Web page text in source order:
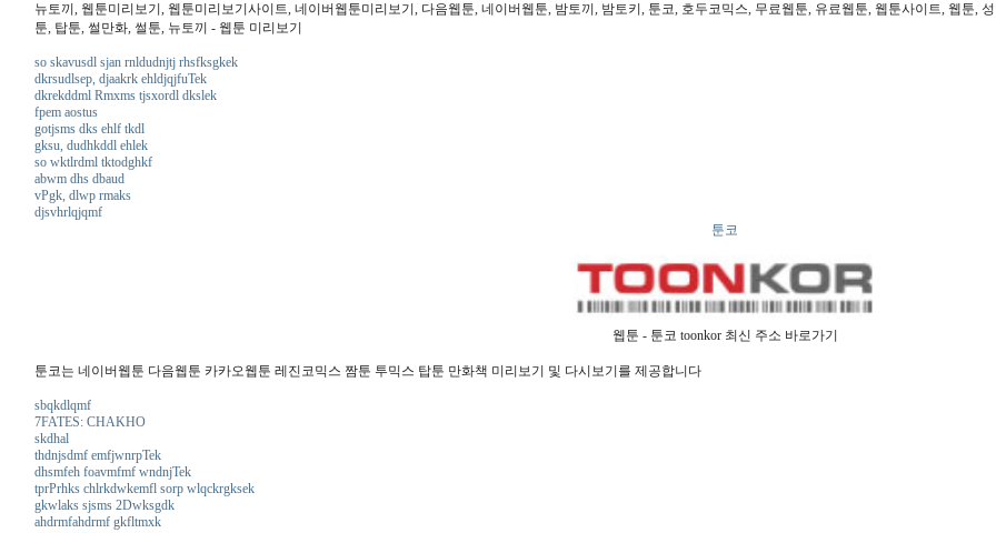
뉴토끼, 웹툰미리보기, 웹툰미리보기사이트, 네이버웹툰미리보기, 다음웹툰, 네이버웹툰, 밤토끼, 밤토키, 툰코, 호두코믹스, 무료웹툰, 유료웹툰, 웹툰사이트, 웹툰,
툰, 탑툰, 썰만화, 썰툰, 뉴토끼 - 웹툰 미리보기
so skavusdl sjan rnldudnjtj rhsfksgkek
dkrsudlsep, djaakrk ehldjqjfuTek
dkrekddml Rmxms tjsxordl dkslek
fpem aostus
gotjsms dks ehlf tkdl
gksu, dudhkddl ehlek
so wktlrdml tktodghkf
abwm dhs dbaud
vPgk, dlwp rmaks
djsvhrlqjqmf
툰코
웹툰 - 툰코 toonkor 최신 주소 바로가기
툰코는 네이버웹툰 다음웹툰 카카오웹툰 레진코믹스 짬툰 투믹스 탑툰 만화책 미리보기 및 다시보기를 제공합니다
sbqkdlqmf
7FATES: CHAKHO
skdhal
thdnjsdmf emfjwnrpTek
dhsmfeh foavmfmf wndnjTek
tprPrhks chlrkdwkemfl sorp wlqckrgksek
gkwlaks sjsms 2Dwksgdk
ahdrmfahdrmf gkfltmxk